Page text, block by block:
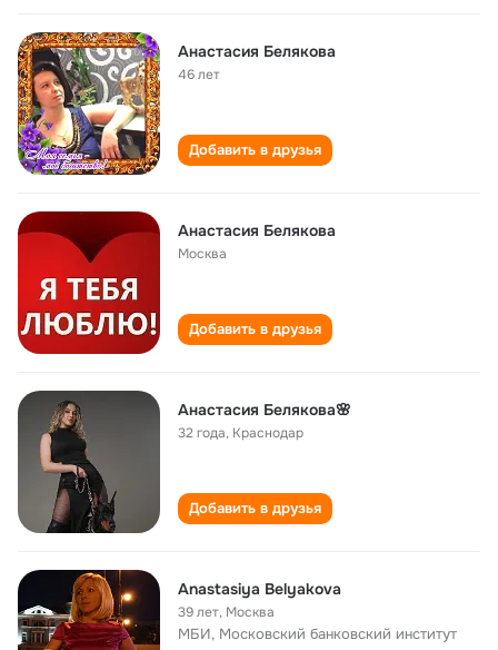
Анастасия Белякова
46 лет
Добавить в друзья
Анастасия Белякова
Москва
Добавить в друзья
Анастасия Белякова🌸
32 года, Краснодар
Добавить в друзья
Anastasiya Belyakova
39 лет, Москва
МБИ, Московский банковский институт